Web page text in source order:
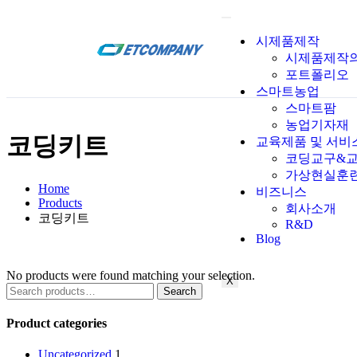
시제품제작
시제품제작
포트폴리오
스마트농업
스마트팜
농업기자재
교육제품 및 서비
코딩교구&
가상현실훈
비즈니스
회사소개
R&D
Blog
X
코딩키트
Home
Products
코딩키트
No products were found matching your selection.
Search
Product categories